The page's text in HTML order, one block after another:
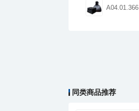
A04.01.366
同类商品推荐